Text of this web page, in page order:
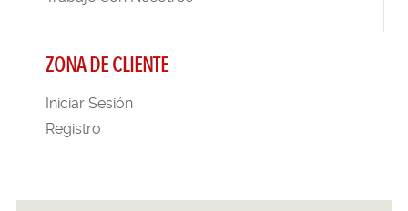
ZONA DE CLIENTE
Iniciar Sesión
Registro